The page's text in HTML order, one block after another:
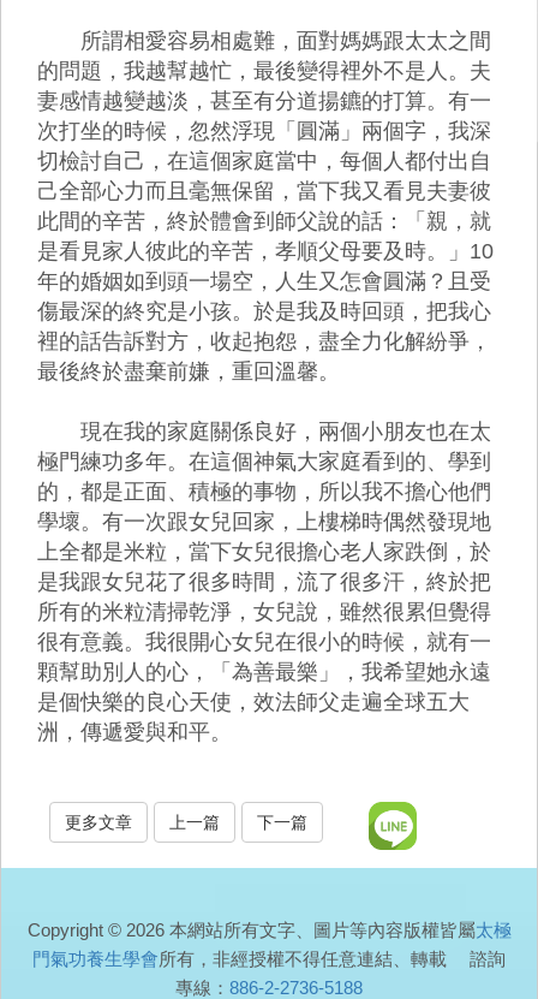
所謂相愛容易相處難，面對媽媽跟太太之間
的問題，我越幫越忙，最後變得裡外不是人。夫
妻感情越變越淡，甚至有分道揚鑣的打算。有一
次打坐的時候，忽然浮現「圓滿」兩個字，我深
切檢討自己，在這個家庭當中，每個人都付出自
己全部心力而且毫無保留，當下我又看見夫妻彼
此間的辛苦，終於體會到師父說的話：「親，就
是看見家人彼此的辛苦，孝順父母要及時。」10
年的婚姻如到頭一場空，人生又怎會圓滿？且受
傷最深的終究是小孩。於是我及時回頭，把我心
裡的話告訴對方，收起抱怨，盡全力化解紛爭，
最後終於盡棄前嫌，重回溫馨。
現在我的家庭關係良好，兩個小朋友也在太
極門練功多年。在這個神氣大家庭看到的、學到
的，都是正面、積極的事物，所以我不擔心他們
學壞。有一次跟女兒回家，上樓梯時偶然發現地
上全都是米粒，當下女兒很擔心老人家跌倒，於
是我跟女兒花了很多時間，流了很多汗，終於把
所有的米粒清掃乾淨，女兒說，雖然很累但覺得
很有意義。我很開心女兒在很小的時候，就有一
顆幫助別人的心，「為善最樂」，我希望她永遠
是個快樂的良心天使，效法師父走遍全球五大
洲，傳遞愛與和平。
更多文章 上一篇 下一篇
Copyright © 2026 本網站所有文字、圖片等內容版權皆屬太極
門氣功養生學會所有，非經授權不得任意連結、轉載 諮詢
專線： 886-2-2736-5188